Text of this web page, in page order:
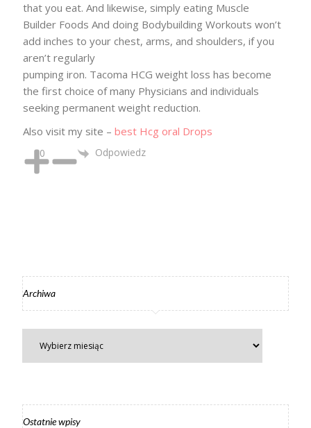
that you eat. And likewise, simply eating Muscle
Builder Foods And doing Bodybuilding Workouts won’t
add inches to your chest, arms, and shoulders, if you
aren’t regularly
pumping iron. Tacoma HCG weight loss has become
the first choice of many Physicians and individuals
seeking permanent weight reduction.
Also visit my site – best Hcg oral Drops
0 Odpowiedz
Archiwa
Ostatnie wpisy